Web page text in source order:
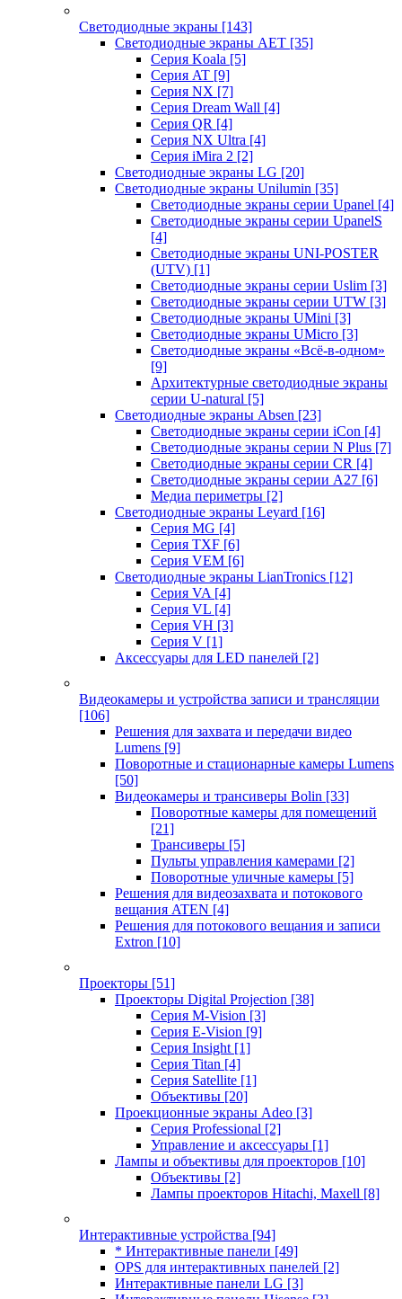
Светодиодные экраны [143]
Светодиодные экраны AET [35]
Cерия Koala [5]
Серия AT [9]
Серия NX [7]
Серия Dream Wall [4]
Серия QR [4]
Серия NX Ultra [4]
Серия iMira 2 [2]
Светодиодные экраны LG [20]
Светодиодные экраны Unilumin [35]
Светодиодные экраны серии Upanel [4]
Светодиодные экраны серии UpanelS
[4]
Светодиодные экраны UNI-POSTER
(UTV) [1]
Светодиодные экраны серии Uslim [3]
Светодиодные экраны серии UTW [3]
Светодиодные экраны UMini [3]
Светодиодные экраны UMicro [3]
Светодиодные экраны «Всё-в-одном»
[9]
Архитектурные светодиодные экраны
серии U-natural [5]
Светодиодные экраны Absen [23]
Светодиодные экраны серии iCon [4]
Светодиодные экраны серии N Plus [7]
Светодиодные экраны серии CR [4]
Светодиодные экраны серии А27 [6]
Медиа периметры [2]
Светодиодные экраны Leyard [16]
Серия MG [4]
Серия TXF [6]
Серия VEM [6]
Светодиодные экраны LianTronics [12]
Серия VA [4]
Серия VL [4]
Серия VH [3]
Серия V [1]
Аксессуары для LED панелей [2]
Видеокамеры и устройства записи и трансляции
[106]
Решения для захвата и передачи видео
Lumens [9]
Поворотные и стационарные камеры Lumens
[50]
Видеокамеры и трансиверы Bolin [33]
Поворотные камеры для помещений
[21]
Трансиверы [5]
Пульты управления камерами [2]
Поворотные уличные камеры [5]
Решения для видеозахвата и потокового
вещания ATEN [4]
Решения для потокового вещания и записи
Extron [10]
Проекторы [51]
Проекторы Digital Projection [38]
Серия M-Vision [3]
Серия E-Vision [9]
Серия Insight [1]
Серия Titan [4]
Серия Satellite [1]
Объективы [20]
Проекционные экраны Adeo [3]
Серия Professional [2]
Управление и аксессуары [1]
Лампы и объективы для проекторов [10]
Объективы [2]
Лампы проекторов Hitachi, Maxell [8]
Интерактивные устройства [94]
* Интерактивные панели [49]
OPS для интерактивных панелей [2]
Интерактивные панели LG [3]